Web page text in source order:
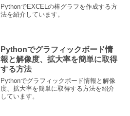
PythonでEXCELの棒グラフを作成する方
法を紹介しています。
Pythonでグラフィックボード情
報と解像度、拡大率を簡単に取得
する方法
Pythonでグラフィックボード情報と解像
度、拡大率を簡単に取得する方法を紹介
しています。